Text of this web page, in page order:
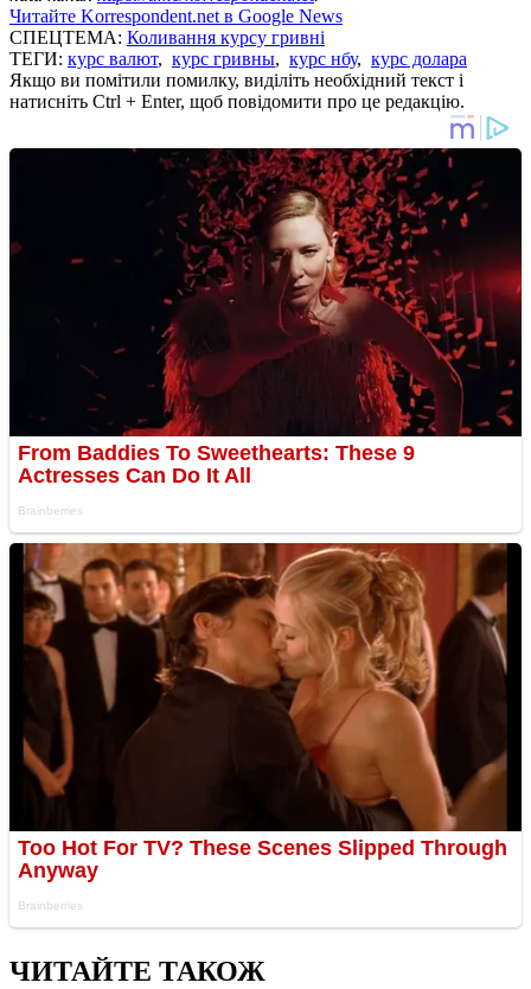
Читайте Korrespondent.net в Google News
СПЕЦТЕМА: Коливання курсу гривні
ТЕГИ: курс валют, курс гривны, курс нбу, курс долара
Якщо ви помітили помилку, виділіть необхідний текст і
натисніть Ctrl + Enter, щоб повідомити про це редакцію.
ЧИТАЙТЕ ТАКОЖ